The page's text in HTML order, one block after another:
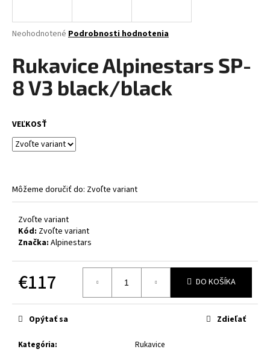
Priemerné
produktu
je
0,0
z
Neohodnotené Podrobnosti hodnotenia
Rukavice Alpinestars SP-
8 V3 black/black
VEĽKOSŤ
Môžeme doručiť do: Zvoľte variant
Zvoľte variant
Kód: Zvoľte variant
Značka: Alpinestars
€117
cena:
DO KOŠÍKA
Kategória: Rukavice
Opýtať sa Zdieľať
j
ť
?
O
d
p
o
ú
CABERG